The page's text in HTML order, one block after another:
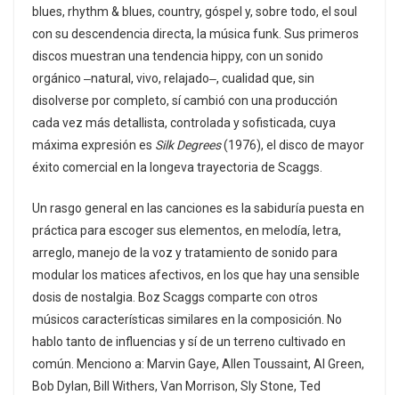
blues, rhythm & blues, country, góspel y, sobre todo, el soul
con su descendencia directa, la música funk. Sus primeros
discos muestran una tendencia hippy, con un sonido
orgánico ‒natural, vivo, relajado‒, cualidad que, sin
disolverse por completo, sí cambió con una producción
cada vez más detallista, controlada y sofisticada, cuya
máxima expresión es Silk Degrees(1976), el disco de mayor
éxito comercial en la longeva trayectoria de Scaggs.
Un rasgo general en las canciones es la sabiduría puesta en
práctica para escoger sus elementos, en melodía, letra,
arreglo, manejo de la voz y tratamiento de sonido para
modular los matices afectivos, en los que hay una sensible
dosis de nostalgia. Boz Scaggs comparte con otros
músicos características similares en la composición. No
hablo tanto de influencias y sí de un terreno cultivado en
común. Menciono a: Marvin Gaye, Allen Toussaint, Al Green,
Bob Dylan, Bill Withers, Van Morrison, Sly Stone, Ted